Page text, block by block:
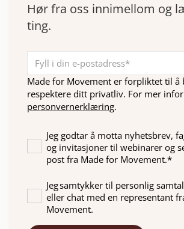
Hør fra oss innimellom og
ting.
Made for Movement er forpliktet til å
respektere ditt privatliv. For mer
personvernerklæring.
Jeg godtar å motta nyhetsbrev,
og invitasjoner til webinarer og
post fra Made for Movement.*
Jeg samtykker til personlig
eller chat med en representant
Movement.